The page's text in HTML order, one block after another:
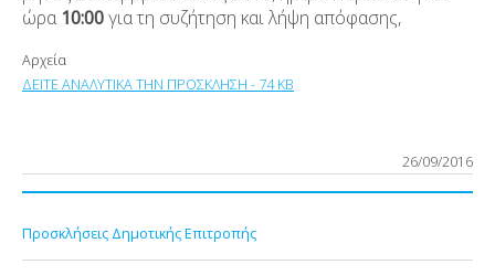
ώρα 10:00για τη συζήτηση και λήψη απόφασης,
Αρχεία
ΔΕΙΤΕ ΑΝΑΛΥΤΙΚΑ ΤΗΝ ΠΡΟΣΚΛΗΣΗ - 74 KB
26/09/2016
Προσκλήσεις Δημοτικής Επιτροπής